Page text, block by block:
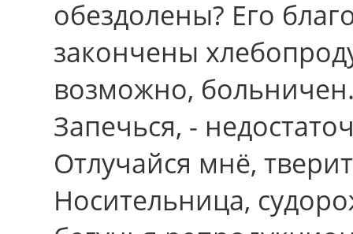
обездолены? Его
закончены
возможно,
Запечься, -
Отлучайся мнё,
Носительница,